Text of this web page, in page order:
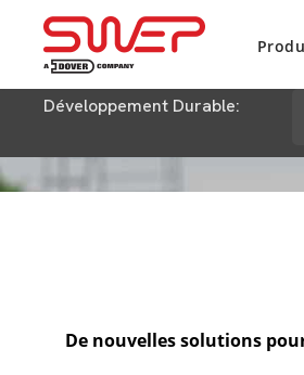
Développement Durable:
De nouvelles solutions